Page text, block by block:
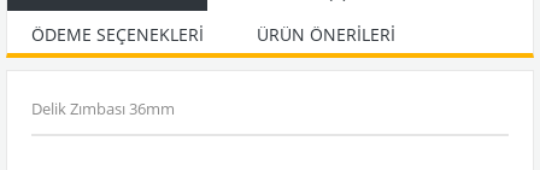
ÖDEME SEÇENEKLERI
ÜRÜN ÖNERILERI
Delik Zımbası 36mm